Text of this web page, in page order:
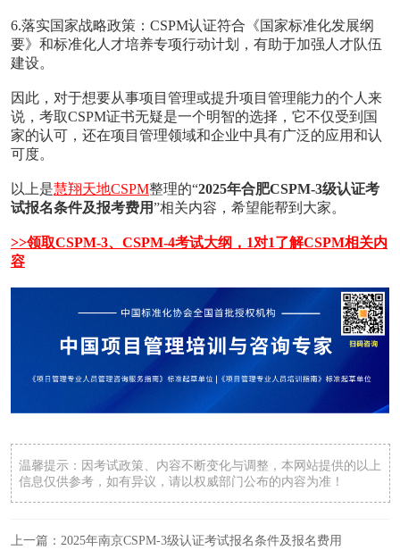
6‌.落实国家战略政策‌：CSPM认证符合《国家标准化发展纲
要》和标准化人才培养专项行动计划，有助于加强人才队伍
建设。
因此，对于想要从事项目管理或提升项目管理能力的个人来
说，考取CSPM证书无疑是一个明智的选择，它不仅受到国
家的认可，还在项目管理领域和企业中具有广泛的应用和认
可度‌。
以上是慧翔天地CSPM整理的“2025年合肥CSPM-3级认证考
试报名条件及报考费用”相关内容，希望能帮到大家。
>>领取CSPM-3、CSPM-4考试大纲，1对1了解CSPM相关内
容
温馨提示：因考试政策、内容不断变化与调整，本网站提供的以上
信息仅供参考，如有异议，请以权威部门公布的内容为准！
上一篇： 2025年南京CSPM-3级认证考试报名条件及报名费用